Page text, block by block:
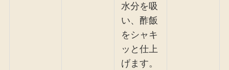
水分を吸
い、酢飯
をシャキ
ッと仕上
げます。